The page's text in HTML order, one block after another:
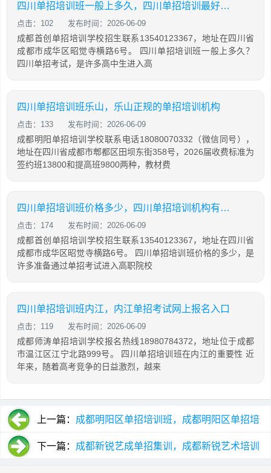
四川单招培训班一般上多久，四川单招培训最好的学校
点击：102 发布时间：2026-06-09
成都首创单招培训学校招生联系13540123367，地址在四川省
成都市成华区昭觉寺横路6号。 四川单招培训班一般上多久？
四川单招考试，是许多高中生进入高
四川单招培训班乐山，乐山正规的单招培训机构
点击：133 发布时间：2026-06-09
成都明阳单招培训学校联系电话18080070332（微信同号），
地址在四川省成都市郫都区田坝东街358号，2026届收费标准为
签约班13800和提高班9800两种，教材费
四川单招培训班价格多少，四川单招培训机构有哪些
点击：174 发布时间：2026-06-09
成都首创单招培训学校招生联系13540123367，地址在四川省
成都市成华区昭觉寺横路6号。 四川单招培训班价格的多少，是
许多准备通过单招考试进入高职院校
四川单招培训班内江，内江单招考试网上报名入口
点击：119 发布时间：2026-06-09
成都师涛单招培训学校报名热线18980784372，地址位于成都
市温江区江宁北路999号。 四川单招培训班在内江的重要性 近
年来，随着高考竞争的日益激烈，越来
上一篇： 成都明阳区单招培训班，成都明阳区单招培
训班在哪里
下一篇： 成都新锐艺成单招集训，成都新锐艺术培训